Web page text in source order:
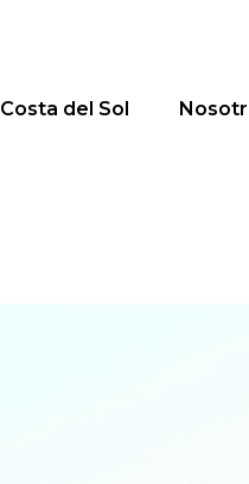
Costa del Sol